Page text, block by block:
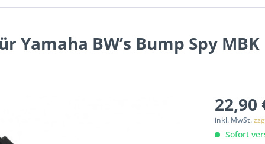
Yamaha BW’s Bump Spy
22,90
inkl. MwSt.
Sofort